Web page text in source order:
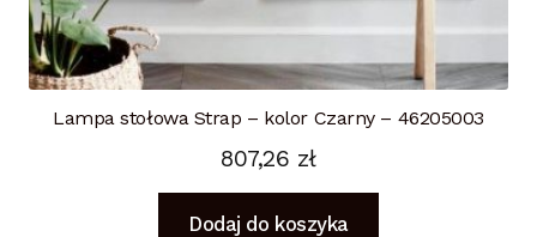
Lampa stołowa Strap – kolor Czarny – 46205003
807,26 zł
Dodaj do koszyka